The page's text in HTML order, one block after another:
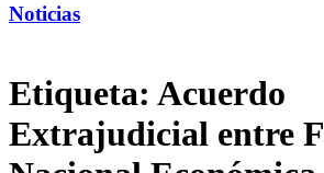
Noticias
Etiqueta: Acuerdo
Extrajudicial entre